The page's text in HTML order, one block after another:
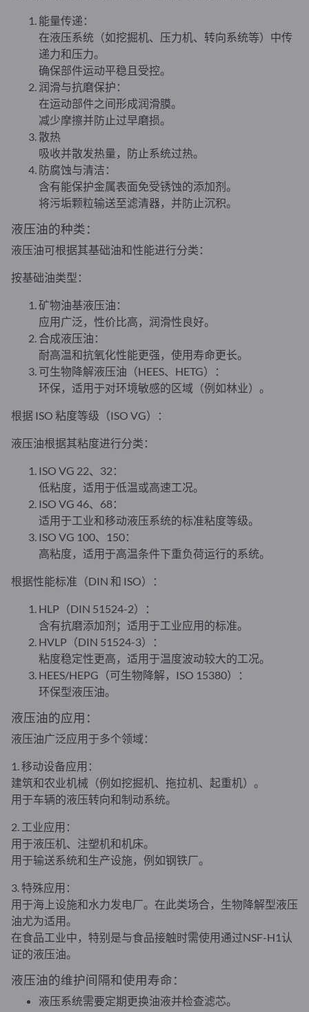
能量传递：
在液压系统（如挖掘机、压力机、转向系统等）中传
递力和压力。
确保部件运动平稳且受控。
润滑与抗磨保护：
在运动部件之间形成润滑膜。
减少摩擦并防止过早磨损。
散热
吸收并散发热量，防止系统过热。
防腐蚀与清洁：
含有能保护金属表面免受锈蚀的添加剂。
将污垢颗粒输送至滤清器，并防止沉积。
液压油的种类：
液压油可根据其基础油和性能进行分类：
按基础油类型：
矿物油基液压油：
应用广泛，性价比高，润滑性良好。
合成液压油：
耐高温和抗氧化性能更强，使用寿命更长。
可生物降解液压油（HEES、HETG）：
环保，适用于对环境敏感的区域（例如林业）。
根据 ISO 粘度等级（ISO VG）：
液压油根据其粘度进行分类：
ISO VG 22、32：
低粘度，适用于低温或高速工况。
ISO VG 46、68：
适用于工业和移动液压系统的标准粘度等级。
ISO VG 100、150：
高粘度，适用于高温条件下重负荷运行的系统。
根据性能标准（DIN 和 ISO）：
HLP（DIN 51524-2）：
含有抗磨添加剂；适用于工业应用的标准。
HVLP（DIN 51524-3）：
粘度稳定性更高，适用于温度波动较大的工况。
HEES/HEPG（可生物降解，ISO 15380）：
环保型液压油。
液压油的应用：
液压油广泛应用于多个领域：
1. 移动设备应用：
建筑和农业机械（例如挖掘机、拖拉机、起重机）。
用于车辆的液压转向和制动系统。
2. 工业应用：
用于液压机、注塑机和机床。
用于输送系统和生产设施，例如钢铁厂。
3. 特殊应用：
用于海上设施和水力发电厂。在此类场合，生物降解型液压
油尤为适用。
在食品工业中，特别是与食品接触时需使用通过NSF-H1认
证的液压油。
液压油的维护间隔和使用寿命：
液压系统需要定期更换油液并检查滤芯。